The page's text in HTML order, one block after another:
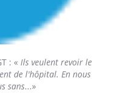
: « Ils veulent revoir le
de l'hôpital. En nous
sans...»